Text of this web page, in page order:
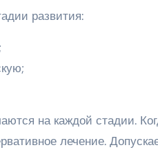
развития:
на каждой стадии.
лечение.